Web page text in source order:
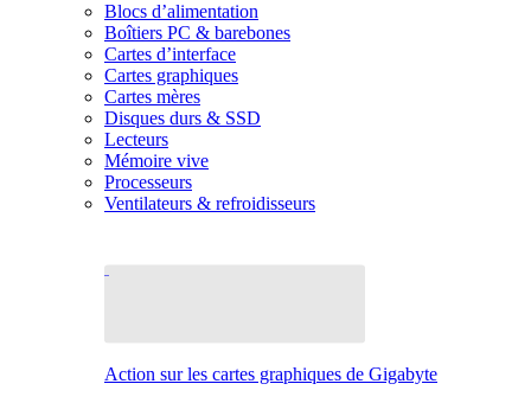
Blocs d’alimentation
Boîtiers PC & barebones
Cartes d’interface
Cartes graphiques
Cartes mères
Disques durs & SSD
Lecteurs
Mémoire vive
Processeurs
Ventilateurs & refroidisseurs
Action sur les cartes graphiques de Gigabyte